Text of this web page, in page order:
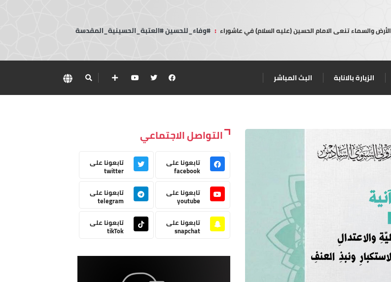
الأرض والسماء تنعى الامام الحسين (عليه السلام) في عاشوراء : #وفاء_للحسين #العتبة_الحسينية_المقدسة
الزيارة بالانابة البث المباشر
التواصل الاجتماعي
تابعونا على
facebook
تابعونا على
twitter
تابعونا على
youtube
تابعونا على
telegram
تابعونا على
snapchat
تابعونا على
tikTok